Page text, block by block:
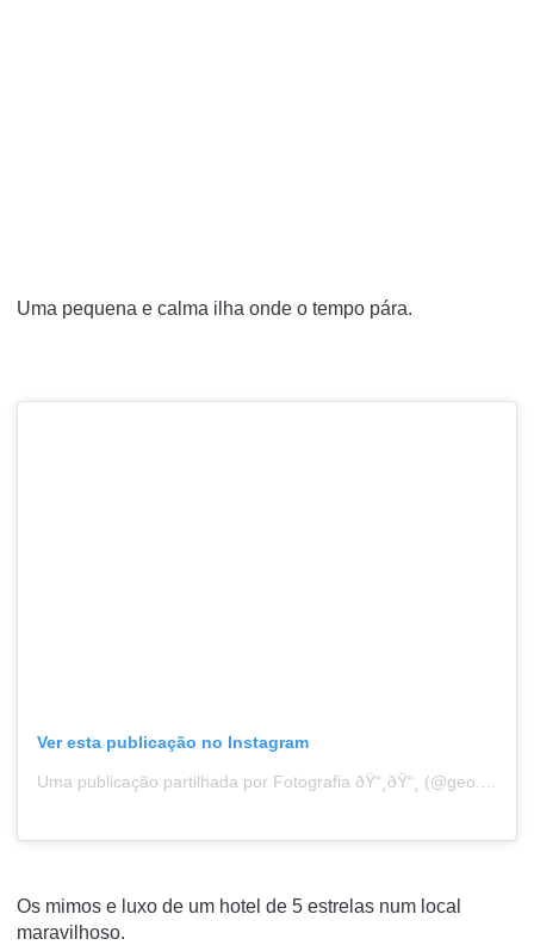
Uma pequena e calma ilha onde o tempo pára.
Ver esta publicação no Instagram
Uma publicação partilhada por Fotografia ðŸ“¸ðŸ“¸ (@geo.focus_)
Os mimos e luxo de um hotel de 5 estrelas num local
maravilhoso.